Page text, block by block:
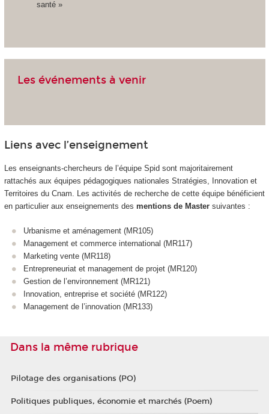
santé »
Les événements à venir
Liens avec l’enseignement
Les enseignants-chercheurs de l’équipe Spid sont majoritairement
rattachés aux équipes pédagogiques nationales Stratégies, Innovation et
Territoires du Cnam. Les activités de recherche de cette équipe bénéficient
en particulier aux enseignements des mentions de Mastersuivantes :
Urbanisme et aménagement (MR105)
Management et commerce international (MR117)
Marketing vente (MR118)
Entrepreneuriat et management de projet (MR120)
Gestion de l’environnement (MR121)
Innovation, entreprise et société (MR122)
Management de l’innovation (MR133)
Dans la même rubrique
Pilotage des organisations (PO)
Politiques publiques, économie et marchés (Poem)